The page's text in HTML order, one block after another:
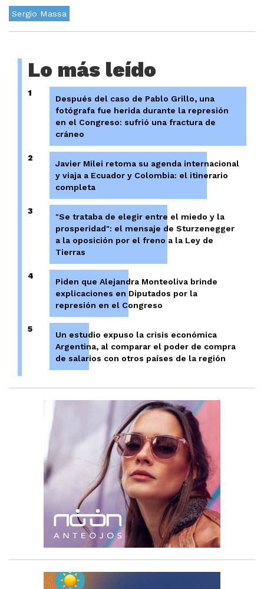
Sergio Massa
Lo más leído
1
Después del caso de Pablo Grillo, una
fotógrafa fue herida durante la represión
en el Congreso: sufrió una fractura de
cráneo
2
Javier Milei retoma su agenda internacional
y viaja a Ecuador y Colombia: el itinerario
completa
3
"Se trataba de elegir entre el miedo y la
prosperidad": el mensaje de Sturzenegger
a la oposición por el freno a la Ley de
Tierras
4
Piden que Alejandra Monteoliva brinde
explicaciones en Diputados por la
represión en el Congreso
5
Un estudio expuso la crisis económica
Argentina, al comparar el poder de compra
de salarios con otros países de la región